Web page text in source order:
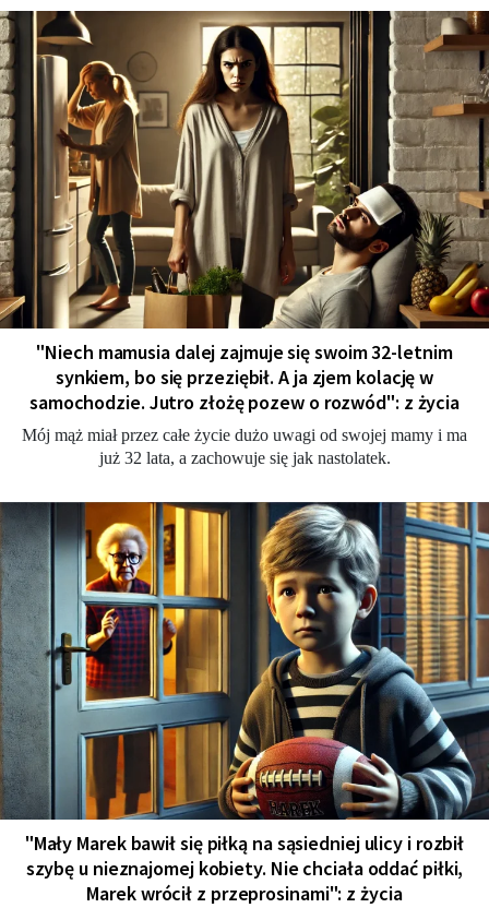
"Niech mamusia dalej zajmuje się swoim 32-letnim
synkiem, bo się przeziębił. A ja zjem kolację w
samochodzie. Jutro złożę pozew o rozwód": z życia
Mój mąż miał przez całe życie dużo uwagi od swojej mamy i ma
już 32 lata, a zachowuje się jak nastolatek.
"Mały Marek bawił się piłką na sąsiedniej ulicy i rozbił
szybę u nieznajomej kobiety. Nie chciała oddać piłki,
Marek wrócił z przeprosinami": z życia